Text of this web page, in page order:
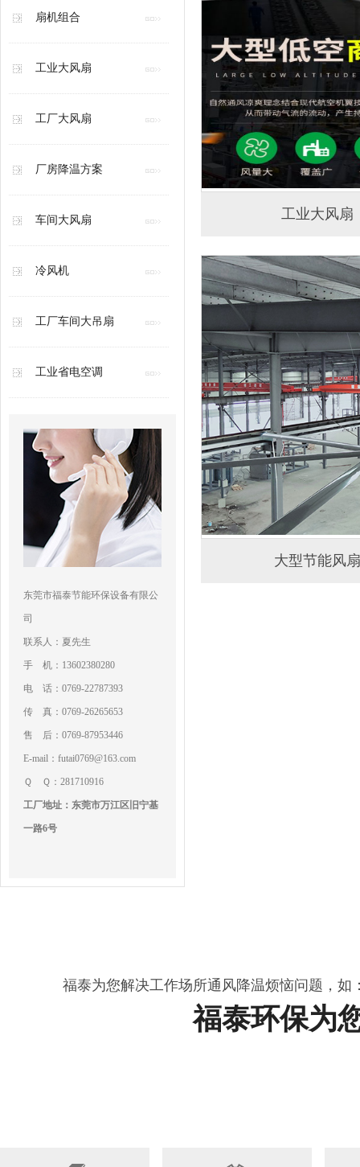
扇机组合
工业大风扇
工厂大风扇
厂房降温方案
车间大风扇
冷风机
工厂车间大吊扇
工业省电空调
东莞市福泰节能环保设备有限公
司
联系人：夏先生
手 机：13602380280
电 话：0769-22787393
传 真：0769-26265653
售 后：0769-87953446
E-mail：futai0769@163.com
Ｑ Ｑ：281710916
工厂地址：东莞市万江区旧宁基
一路6号
工业大风扇
大型节能风扇
福泰为您解决工作场所通风降温烦恼问题，
福泰环保为